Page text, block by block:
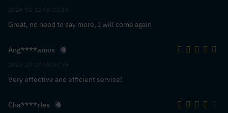
Great, no need to say more, I will come again
Ang****amos
Very effective and efficient service!
Cha****rles